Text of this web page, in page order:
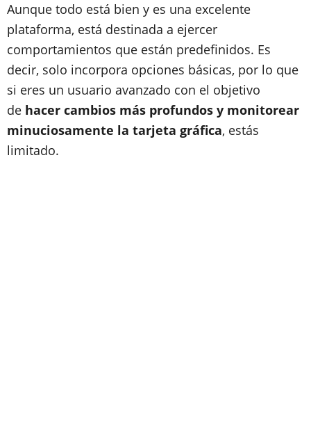
Aunque todo está bien y es una excelente
plataforma, está destinada a ejercer
comportamientos que están predefinidos. Es
decir, solo incorpora opciones básicas, por lo que
si eres un usuario avanzado con el objetivo
de hacer cambios más profundos y monitorear
minuciosamente la tarjeta gráfica, estás
limitado.